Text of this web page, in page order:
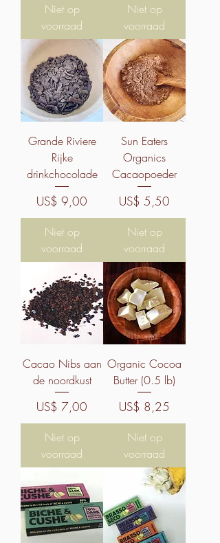
Niet op
voorraad
Niet op
voorraad
Grande Riviere
Rijke
drinkchocolade
Prijs
US$ 9,00
Niet op
voorraad
Sun Eaters
Organics
Cacaopoeder
Prijs
US$ 5,50
Niet op
voorraad
Cacao Nibs aan
de noordkust
Prijs
US$ 7,00
Niet op
voorraad
Organic Cocoa
Butter (0.5 lb)
Prijs
US$ 8,25
Niet op
voorraad